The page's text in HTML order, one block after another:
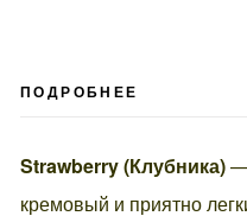
ПОДРОБНЕЕ
Strawberry (Клубника)—
кремовый и приятно